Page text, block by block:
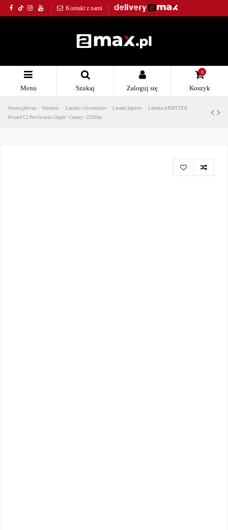
Kontakt z nami
Menu Szukaj Zaloguj się
0
Koszyk
Strona główna Outdoor Latarki i oświetlenie Latarki kątowe
Latarka ARMYTEK
Wizard C2 Pro światło Ciepłe - Czarny - 2330lm